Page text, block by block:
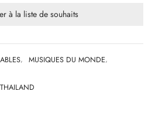
à la liste de souhaits
, MUSIQUES DU MONDE,
THAILAND